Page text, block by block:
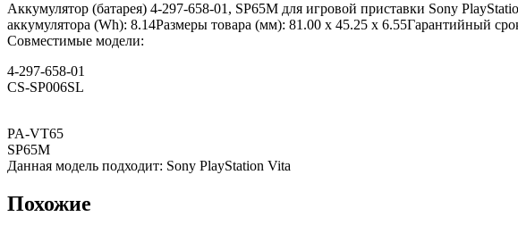
Аккумулятор (батарея) 4-297-658-01, SP65M для игровой приставки Sony
аккумулятора (Wh): 8.14Размеры товара (мм): 81.00 x 45.25 x 6.55Гарантийный
Совместимые модели:
4-297-658-01
CS-SP006SL
PA-VT65
SP65M
Данная модель подходит: Sony PlayStation Vita
Похожие